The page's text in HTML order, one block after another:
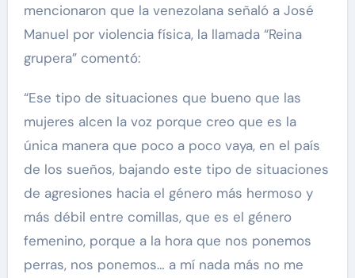
mencionaron que la venezolana señaló a José
Manuel por violencia física, la llamada “Reina
grupera” comentó:
“Ese tipo de situaciones que bueno que las
mujeres alcen la voz porque creo que es la
única manera que poco a poco vaya, en el país
de los sueños, bajando este tipo de situaciones
de agresiones hacia el género más hermoso y
más débil entre comillas, que es el género
femenino, porque a la hora que nos ponemos
perras, nos ponemos… a mí nada más no me